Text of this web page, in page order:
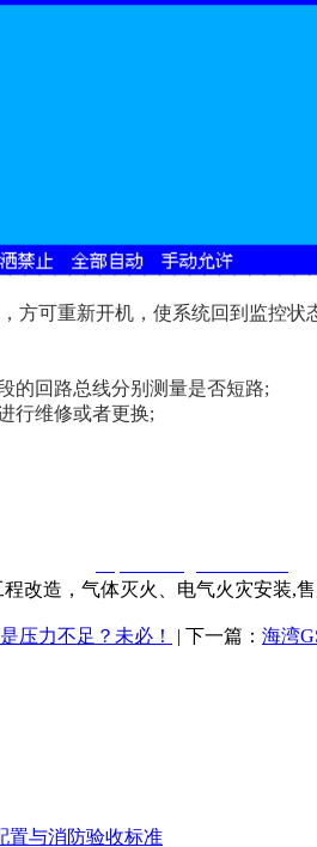
可重新开机，使系统回到监控状
的回路总线分别测量是否短路;
行维修或者更换;
改造，气体灭火、电气火灾安装,
压力不足？未必！ | 下一篇： 海湾
置与消防验收标准